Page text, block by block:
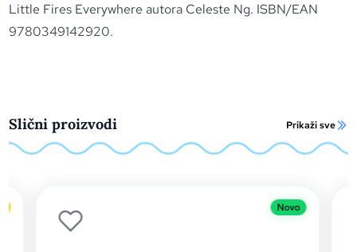
Little Fires Everywhere autora Celeste Ng. ISBN/EAN
9780349142920.
Slični proizvodi Prikaži sve
Novo